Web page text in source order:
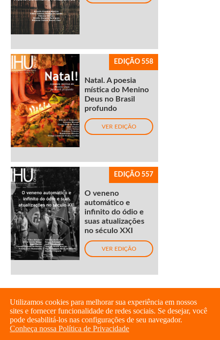
EDIÇÃO 558
Natal. A poesia
mística do Menino
Deus no Brasil
profundo
VER EDIÇÃO
EDIÇÃO 557
O veneno
automático e
infinito do ódio e
suas atualizações
no século XXI
VER EDIÇÃO
Utilizamos cookies para melhorar sua experiência em nossos
sites e fornecer funcionalidade de redes sociais. Se desejar, você
pode desabilitá-los nas configurações de seu navegador.
Conheça nossa Política de Privacidade